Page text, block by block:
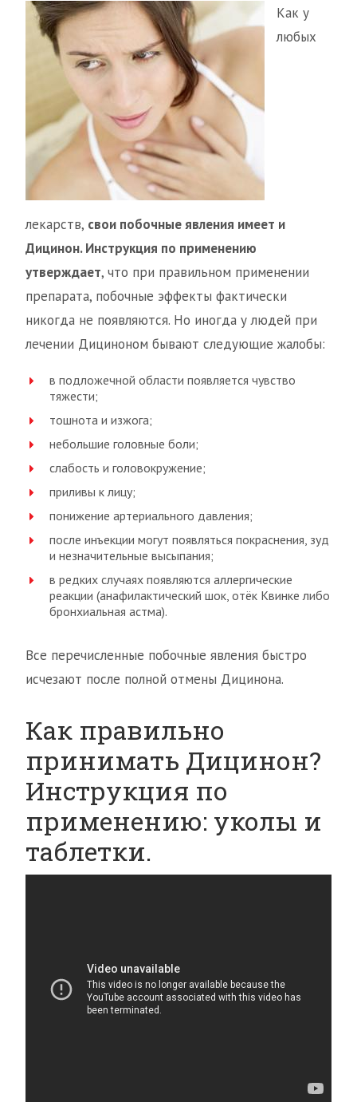
Как у
любых
лекарств, свои побочные явления имеет и
Дицинон. Инструкция по применению
утверждает, что при правильном применении
препарата, побочные эффекты фактически
никогда не появляются. Но иногда у людей при
лечении Дициноном бывают следующие жалобы:
в подложечной области появляется чувство
тяжести;
тошнота и изжога;
небольшие головные боли;
слабость и головокружение;
приливы к лицу;
понижение артериального давления;
после инъекции могут появляться покраснения, зуд
и незначительные высыпания;
в редких случаях появляются аллергические
реакции (анафилактический шок, отёк Квинке либо
бронхиальная астма).
Все перечисленные побочные явления быстро
исчезают после полной отмены Дицинона.
Как правильно
принимать Дицинон?
Инструкция по
применению: уколы и
таблетки.